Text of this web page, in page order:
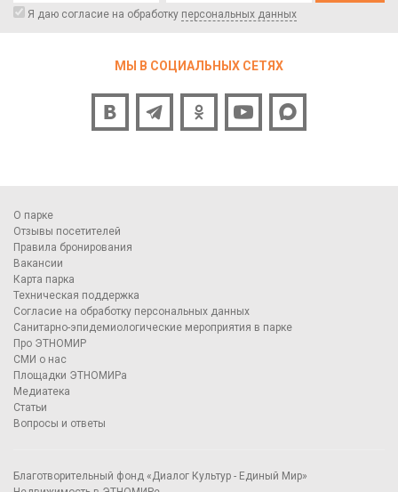
Я даю согласие на обработку персональных данных
МЫ В СОЦИАЛЬНЫХ СЕТЯХ
О парке
Отзывы посетителей
Правила бронирования
Вакансии
Карта парка
Техническая поддержка
Согласие на обработку персональных данных
Санитарно-эпидемиологические мероприятия в парке
Про ЭТНОМИР
СМИ о нас
Площадки ЭТНОМИРа
Медиатека
Статьи
Вопросы и ответы
Благотворительный фонд «Диалог Культур - Единый Мир»